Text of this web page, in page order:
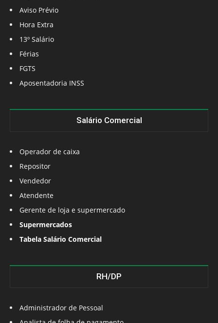
Aviso Prévio
Hora Extra
13º Salário
Férias
FGTS
Aposentadoria INSS
Salário Comercial
Operador de caixa
Repositor
Vendedor
Atendente
Gerente de loja e supermercado
Supermercados
Tabela Salário Comercial
RH/DP
Administrador de Pessoal